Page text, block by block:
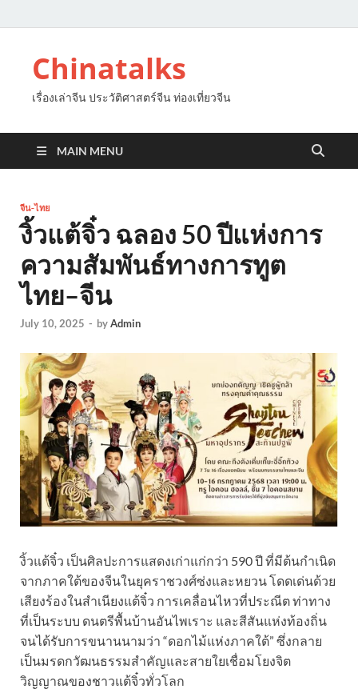
Chinatalks
เรื่องเล่าจีน ประวัติศาสตร์จีน ท่องเที่ยวจีน
MAIN MENU
จีน-ไทย
งิ้วแต้จิ๋ว ฉลอง 50 ปีแห่งการ
ความสัมพันธ์ทางการทูต
ไทย–จีน
July 10, 2025 - byAdmin
งิ้วแต้จิ๋ว เป็นศิลปะการแสดงเก่าแก่กว่า 590 ปี ที่มีต้นกำเนิด
จากภาคใต้ของจีนในยุคราชวงศ์ซ่งและหยวน โดดเด่นด้วย
เสียงร้องในสำเนียงแต้จิ๋ว การเคลื่อนไหวที่ประณีต ท่าทาง
ที่เป็นระบบ ดนตรีพื้นบ้านอันไพเราะ และสีสันแห่งท้องถิ่น
จนได้รับการขนานนามว่า “ดอกไม้แห่งภาคใต้” ซึ่งกลาย
เป็นมรดกวัฒนธรรมสำคัญและสายใยเชื่อมโยงจิต
วิญญาณของชาวแต้จิ๋วทั่วโลก